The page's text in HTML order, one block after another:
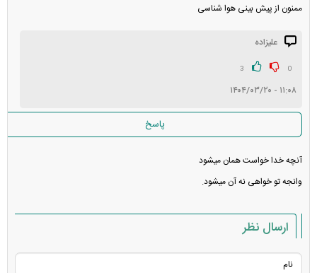
ممنون از پیش بینی هوا شناسی
علیزاده
0
3
۱۱:۰۸ - ۱۴۰۴/۰۳/۲۰
پاسخ
آنچه خدا خواست همان میشود
وانجه تو خواهی نه آن میشود.
ارسال نظر